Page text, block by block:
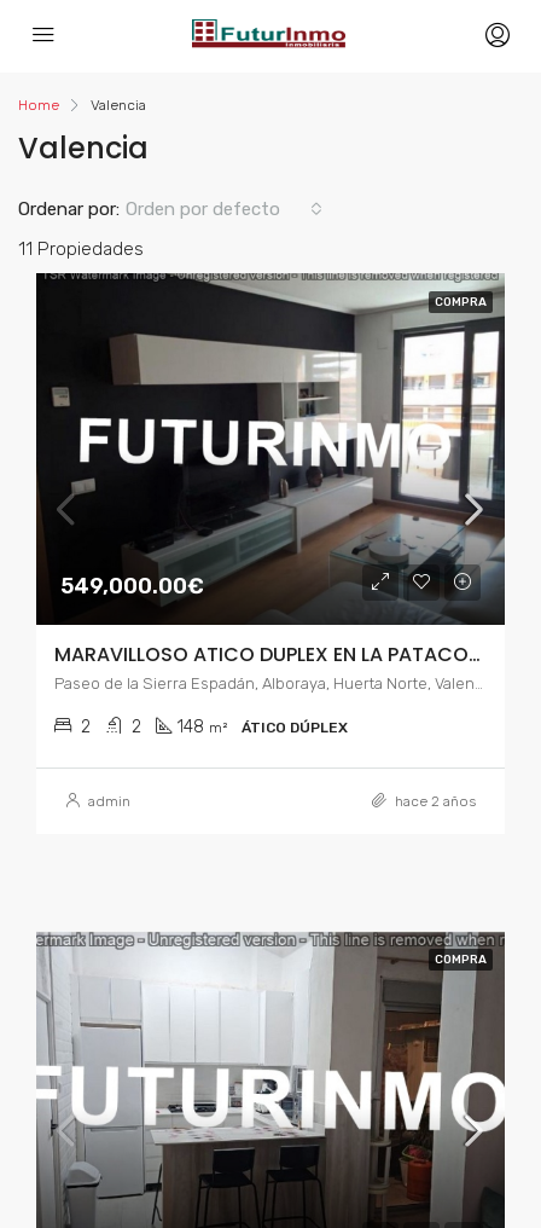
Home Valencia
Valencia
11 Propiedades
Ordenar por: Orden por defecto
COMPRA
549,000.00€
MARAVILLOSO ATICO DUPLEX EN LA PATACONA
Paseo de la Sierra Espadán, Alboraya, Huerta Norte, Valencia, Comunidad Valenciana, 46011, España
2 2 148 m² ÁTICO DÚPLEX
admin hace 2 años
COMPRA